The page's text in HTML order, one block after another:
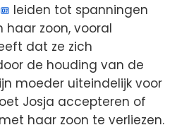
leiden tot spanningen
zoon, vooral
dat ze zich
de houding van de
moeder uiteindelijk voor
Josja accepteren of
haar zoon te verliezen.